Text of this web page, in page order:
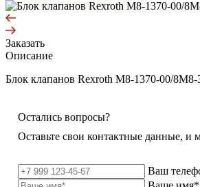
Заказать
Описание
Блок клапанов Rexroth M8-1370-00/8M8-
Остались вопросы?
Оставьте свои контактные данные, и
Ваш